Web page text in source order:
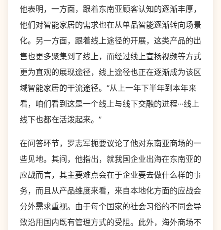
他表明，一方面，跟着东南亚顾客认知的逐渐丰厚，
他们对智能家居的需求也在从单品智能逐渐转向场景
化。另一方面，跟着线上途径的开展，这类产品的出
售也更多聚集到了线上，而经过线上宣扬视频等方式
更为直观的展现途径，线上途径也正在逐渐成为该区
域智能家居的干流途径。“从上一年下半年到本年来
看，咱们看到这是一个线上与线下交融的进程···线上
线下也都在活泼起来。”
在问答环节，罗志军扼要议论了他对东南亚商场的一
些见地。其间，他指出，就我国企业出海在东南亚的
应战而言，其主要难点会在于企业要去做什么样的事
务，而且从产品维度来看，来自本地化方面的应战会
分外需求重视。由于每个国家的社会习俗的不同会导
致沿用国内既有管理方式的受阻。此外，海外商场不